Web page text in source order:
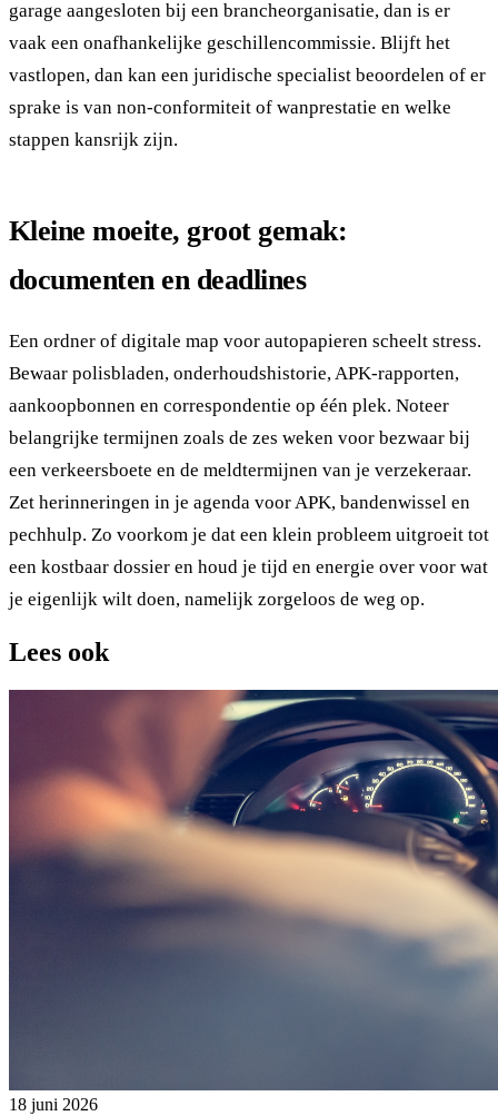
garage aangesloten bij een brancheorganisatie, dan is er
vaak een onafhankelijke geschillencommissie. Blijft het
vastlopen, dan kan een juridische specialist beoordelen of er
sprake is van non-conformiteit of wanprestatie en welke
stappen kansrijk zijn.
Kleine moeite, groot gemak:
documenten en deadlines
Een ordner of digitale map voor autopapieren scheelt stress.
Bewaar polisbladen, onderhoudshistorie, APK-rapporten,
aankoopbonnen en correspondentie op één plek. Noteer
belangrijke termijnen zoals de zes weken voor bezwaar bij
een verkeersboete en de meldtermijnen van je verzekeraar.
Zet herinneringen in je agenda voor APK, bandenwissel en
pechhulp. Zo voorkom je dat een klein probleem uitgroeit tot
een kostbaar dossier en houd je tijd en energie over voor wat
je eigenlijk wilt doen, namelijk zorgeloos de weg op.
Lees ook
18 juni 2026